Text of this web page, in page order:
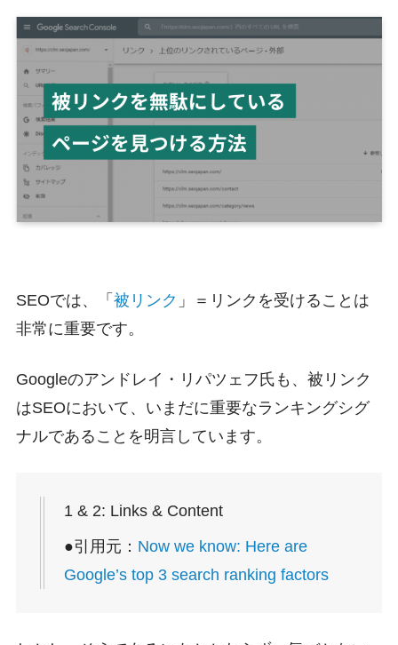
SEOでは、「 被リンク 」＝リンクを受けることは
非常に重要です。
Googleのアンドレイ・リパツェフ氏も、被リンク
はSEOにおいて、いまだに重要なランキングシグ
ナルであることを明言しています。
1 & 2: Links & Content
●引用元： Now we know: Here are
Google’s top 3 search ranking factors